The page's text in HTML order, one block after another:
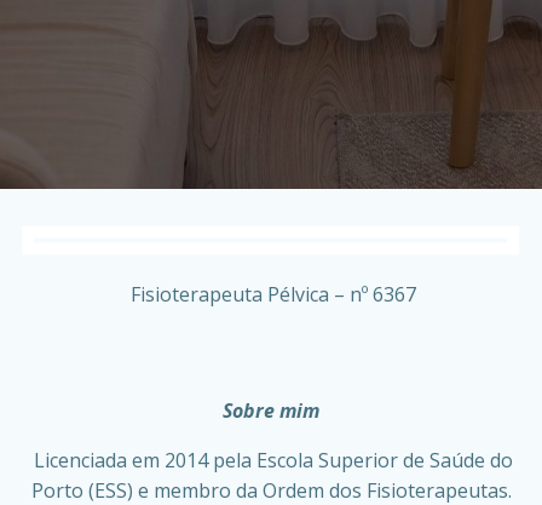
Fisioterapeuta Pélvica – nº 6367
Sobre mim
Licenciada em 2014 pela Escola Superior de Saúde do
Porto (ESS) e membro da Ordem dos Fisioterapeutas.